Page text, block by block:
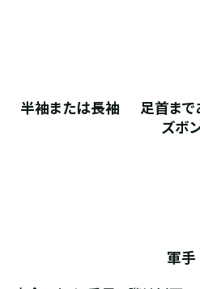
半袖または長袖
足首まで
ズボ
軍手